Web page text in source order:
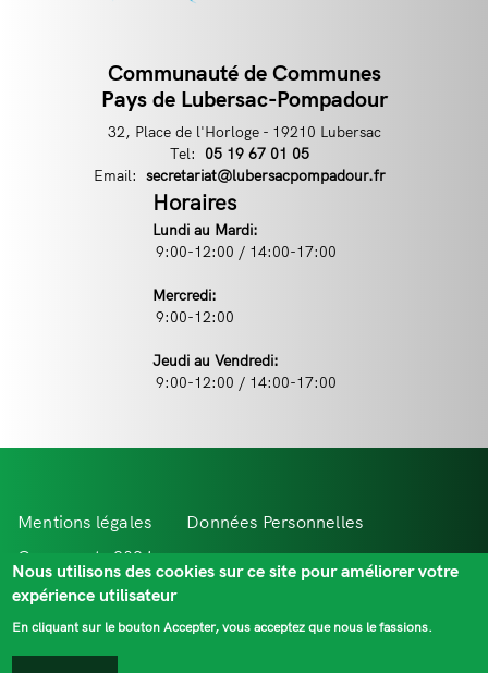
Contact
Communauté de Communes
Pays de Lubersac-Pompadour
32, Place de l'Horloge - 19210 Lubersac
Tel:
Téléphone
05 19 67 01 05
Email: Email
secretariat@lubersacpompadour.fr
Horaires
Lundi au Mardi:
9:00-12:00 / 14:00-17:00
Mercredi:
9:00-12:00
Jeudi au Vendredi:
9:00-12:00 / 14:00-17:00
Menu
Pied
de
page
Mentions légales
Données Personnelles
Comevents 2021
Extr@net
Nous utilisons des cookies sur ce site pour améliorer votre
expérience utilisateur
En cliquant sur le bouton Accepter, vous acceptez que nous le fassions.